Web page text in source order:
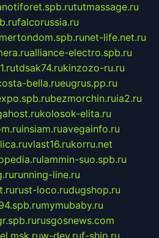
tutmassage.ru
falcorussia.ru
net-life.net.ru
alliance-electro.spb.ru
tdsak74.rukinzozo-ru.ru
bella.rueugrus.pp.ru
bezmorchin.ruia2.ru
kolosok-elita.ru
insiam.ruavegainfo.ru
vlast16.rukorru.net
lammin-suo.spb.ru
running-line.ru
rust-loco.rudugshop.ru
mymubaby.ru
rusgosnews.com